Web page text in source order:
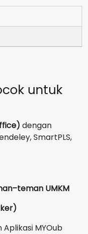
untuk
dengan
SmartPLS,
UMKM
Aplikasi MYOub